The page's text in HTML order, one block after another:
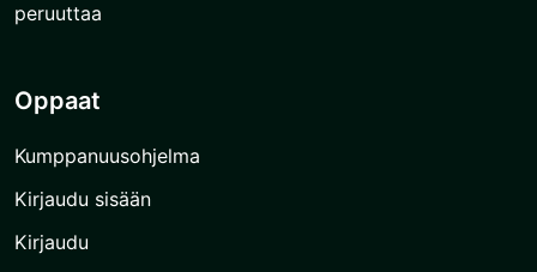
peruuttaa
Oppaat
Kumppanuusohjelma
Kirjaudu sisään
Kirjaudu